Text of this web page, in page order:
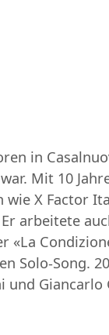
in
Mit 10
X Factor
arbeitete
Solo-Song.
Giancarlo